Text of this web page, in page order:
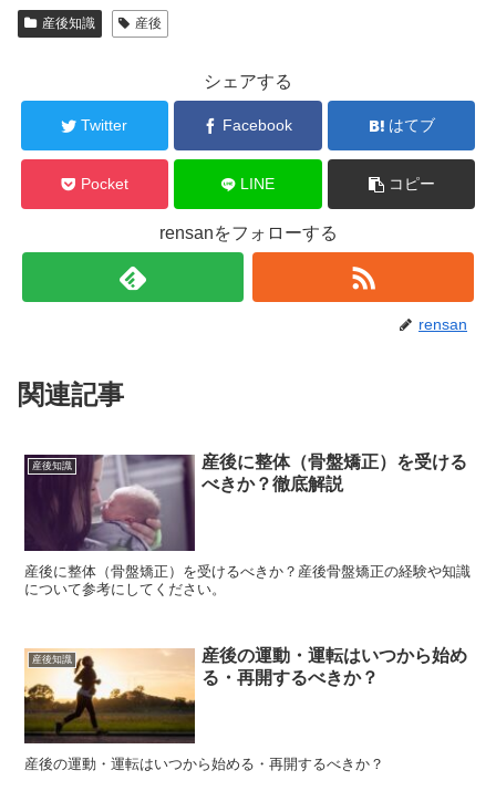
産後知識 産後
シェアする
Twitter Facebook はてブ
Pocket LINE コピー
rensanをフォローする
rensan
関連記事
産後知識
産後に整体（骨盤矯正）を受ける
べきか？徹底解説
産後に整体（骨盤矯正）を受けるべきか？産後骨盤矯正の経験や知識
について参考にしてください。
産後知識
産後の運動・運転はいつから始め
る・再開するべきか？
産後の運動・運転はいつから始める・再開するべきか？